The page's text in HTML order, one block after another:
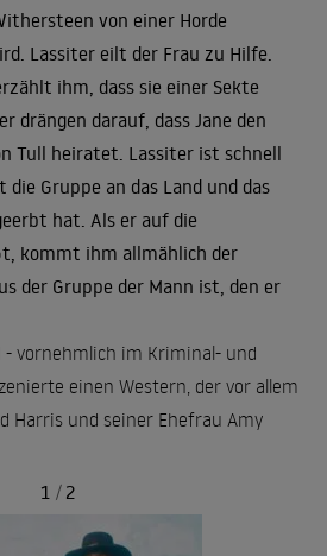
von einer Horde
Lassiter eilt der Frau zu Hilfe.
ihm, dass sie einer Sekte
drängen darauf, dass Jane den
Tull heiratet. Lassiter ist schnell
Gruppe an das Land und das
hat. Als er auf die
kommt ihm allmählich der
der Gruppe der Mann ist, den er
- vornehmlich im Kriminal- und
einen Western, der vor allem
Harris und seiner Ehefrau Amy
1 / 2